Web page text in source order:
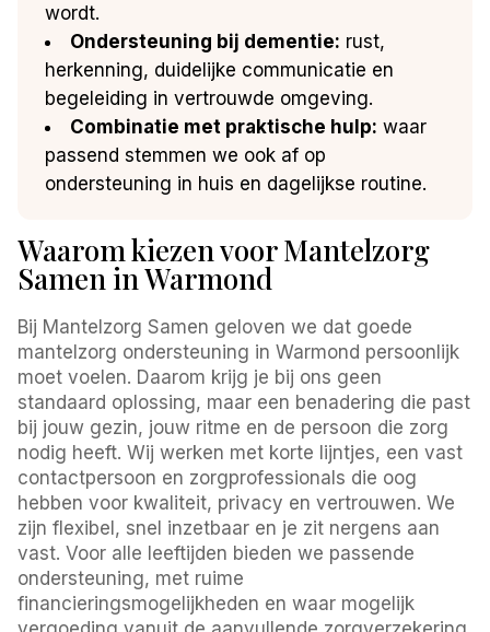
wordt.
Ondersteuning bij dementie: rust,
herkenning, duidelijke communicatie en
begeleiding in vertrouwde omgeving.
Combinatie met praktische hulp: waar
passend stemmen we ook af op
ondersteuning in huis en dagelijkse routine.
Waarom kiezen voor Mantelzorg
Samen in Warmond
Bij Mantelzorg Samen geloven we dat goede
mantelzorg ondersteuning in Warmond persoonlijk
moet voelen. Daarom krijg je bij ons geen
standaard oplossing, maar een benadering die past
bij jouw gezin, jouw ritme en de persoon die zorg
nodig heeft. Wij werken met korte lijntjes, een vast
contactpersoon en zorgprofessionals die oog
hebben voor kwaliteit, privacy en vertrouwen. We
zijn flexibel, snel inzetbaar en je zit nergens aan
vast. Voor alle leeftijden bieden we passende
ondersteuning, met ruime
financieringsmogelijkheden en waar mogelijk